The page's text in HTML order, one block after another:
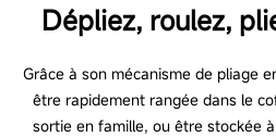
Dépliez, roulez,
Grâce à son mécanisme de pliage
être rapidement rangée dans le
sortie en famille, ou être stockée